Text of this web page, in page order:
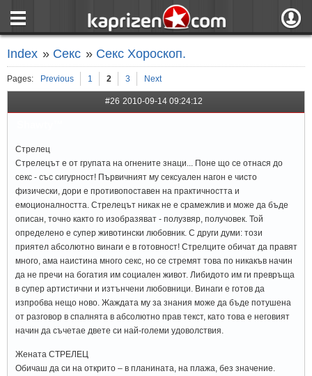
Вход чрез
Index » Секс » Секс Хороскоп.
Pages: Previous 1 2 3 Next
#26 2010-09-14 09:24:12
Стрелец
Стрелецът е от групата на огнените знаци... Поне що се отнася до
секс - със сигурност! Първичният му сексуален нагон е чисто
физически, дори е противопоставен на практичността и
емоционалността. Стрелецът никак не е срамежлив и може да бъде
описан, точно както го изобразяват - полузвяр, получовек. Той
определено е супер животински любовник. С други думи: този
приятел абсолютно винаги е в готовност! Стрелците обичат да правят
много, ама наистина много секс, но се стремят това по никакъв начин
да не пречи на богатия им социален живот. Либидото им ги превръща
в супер артистични и изтънчени любовници. Винаги е готов да
изпробва нещо ново. Жаждата му за знания може да бъде потушена
от разговор в спалнята в абсолютно прав текст, като това е неговият
начин да съчетае двете си най-големи удоволствия.
Жената СТРЕЛЕЦ
Обичаш да си на открито – в планината, на плажа, без значение.